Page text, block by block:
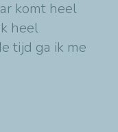
komt heel
heel
tijd ga ik me